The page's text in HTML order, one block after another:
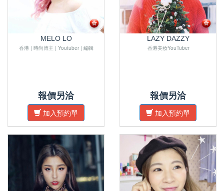
MELO LO
香港 | 時尚博主 | Youtuber | 編輯
報價另洽
加入預約單
LAZY DAZZY
香港美妆YouTuber
報價另洽
加入預約單